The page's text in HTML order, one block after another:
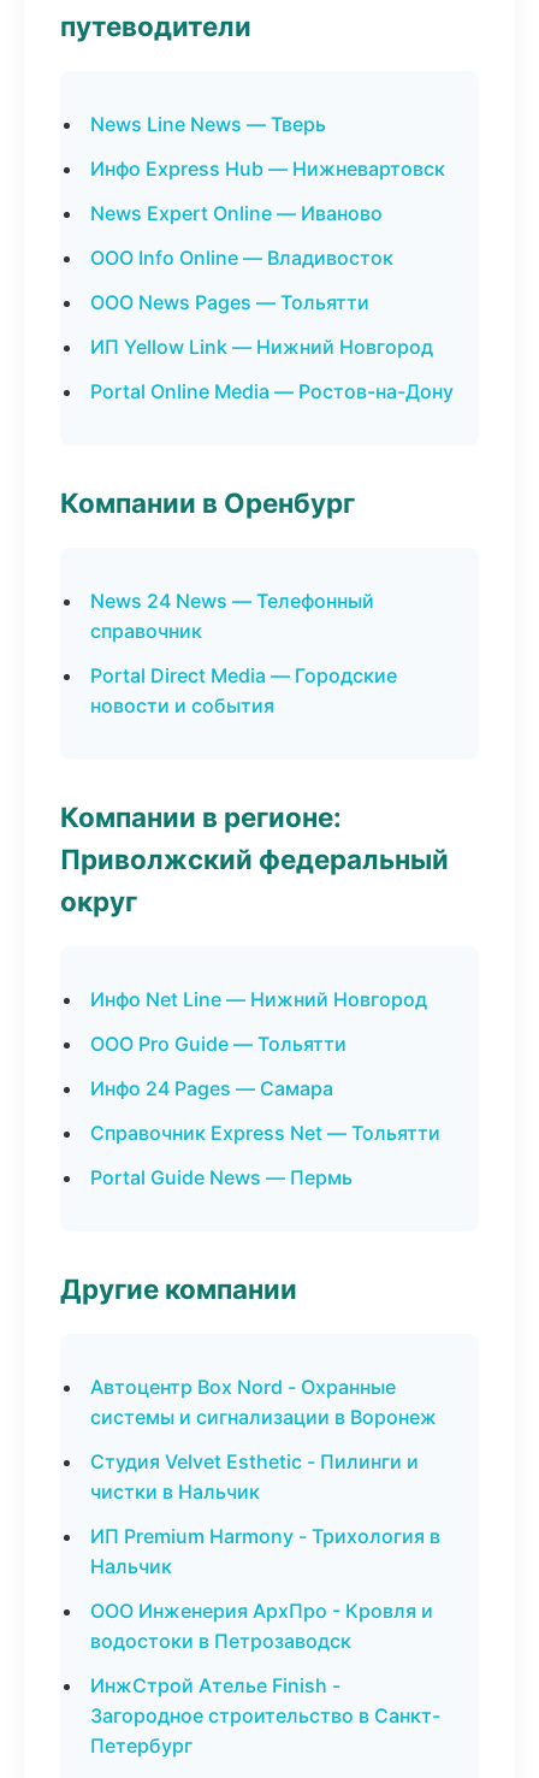
путеводители
News Line News — Тверь
Инфо Express Hub — Нижневартовск
News Expert Online — Иваново
ООО Info Online — Владивосток
ООО News Pages — Тольятти
ИП Yellow Link — Нижний Новгород
Portal Online Media — Ростов-на-Дону
Компании в Оренбург
News 24 News — Телефонный
справочник
Portal Direct Media — Городские
новости и события
Компании в регионе:
Приволжский федеральный
округ
Инфо Net Line — Нижний Новгород
ООО Pro Guide — Тольятти
Инфо 24 Pages — Самара
Справочник Express Net — Тольятти
Portal Guide News — Пермь
Другие компании
Автоцентр Box Nord - Охранные
системы и сигнализации в Воронеж
Студия Velvet Esthetic - Пилинги и
чистки в Нальчик
ИП Premium Harmony - Трихология в
Нальчик
ООО Инженерия АрхПро - Кровля и
водостоки в Петрозаводск
ИнжСтрой Ателье Finish -
Загородное строительство в Санкт-
Петербург